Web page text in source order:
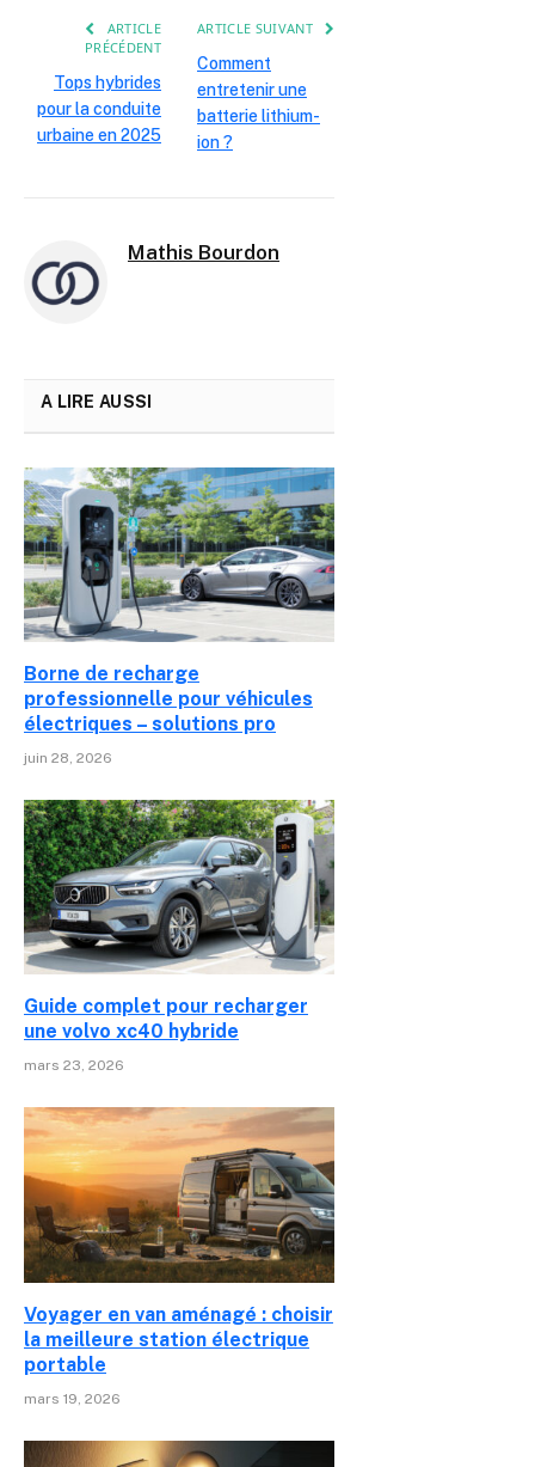
ARTICLE
PRÉCÉDENT
Tops hybrides
pour la conduite
urbaine en 2025
ARTICLE SUIVANT
Comment
entretenir une
batterie lithium-
ion ?
Mathis Bourdon
A LIRE AUSSI
Borne de recharge
professionnelle pour véhicules
électriques – solutions pro
juin 28, 2026
Guide complet pour recharger
une volvo xc40 hybride
mars 23, 2026
Voyager en van aménagé : choisir
la meilleure station électrique
portable
mars 19, 2026